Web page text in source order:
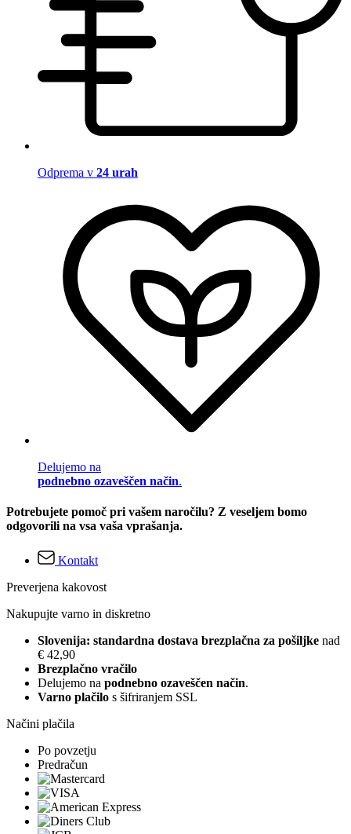
Odprema v 24 urah
Delujemo na
podnebno ozaveščen način.
Potrebujete pomoč pri vašem naročilu? Z veseljem bomo
odgovorili na vsa vaša vprašanja.
Kontakt
Preverjena kakovost
Nakupujte varno in diskretno
Slovenija: standardna dostava brezplačna za pošiljke nad
€ 42,90
Brezplačno vračilo
Delujemo na podnebno ozaveščen način.
Varno plačilo s šifriranjem SSL
Načini plačila
Po povzetju
Predračun